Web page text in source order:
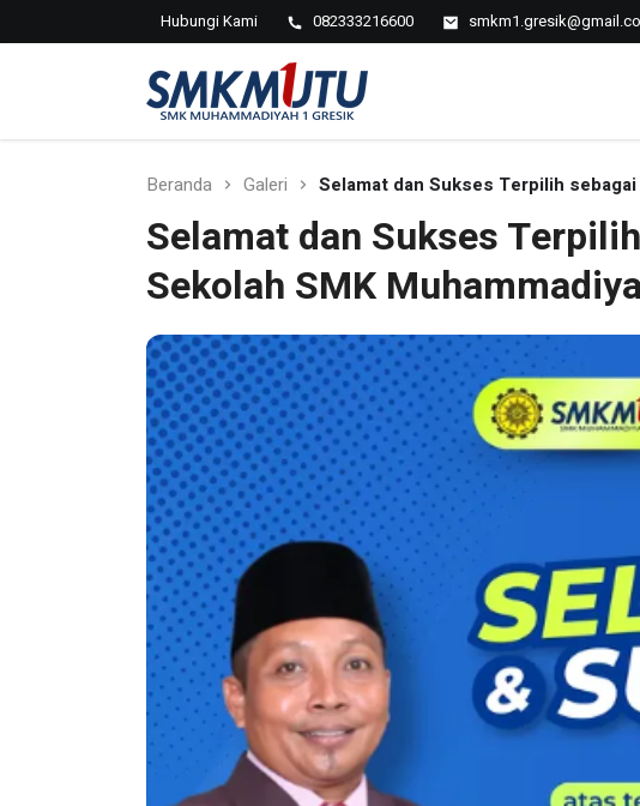
Hubungi Kami 082333216600
SMK
Muhammadiyah
Beranda Galeri Selamat dan Sukses Terpilih
Selamat dan Sukses
Sekolah SMK